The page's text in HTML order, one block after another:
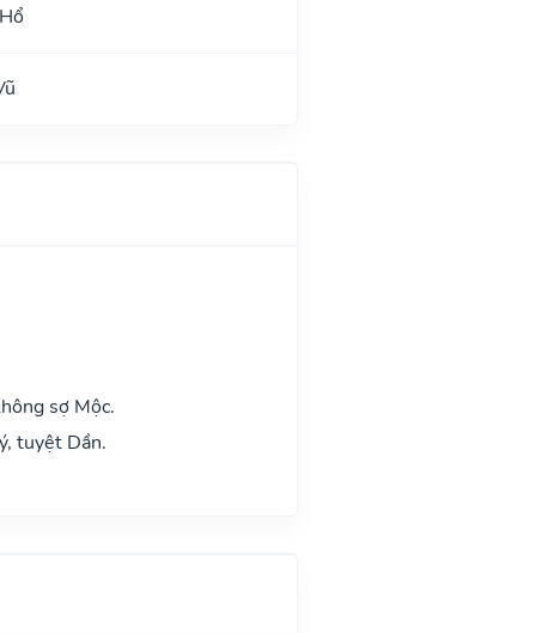
sợ Mộc.
tuyệt Dần.